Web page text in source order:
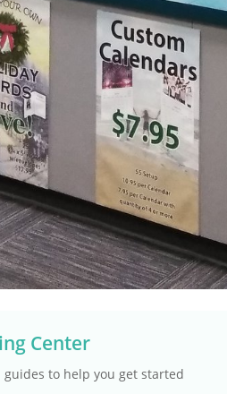
Center
guides to help you get started